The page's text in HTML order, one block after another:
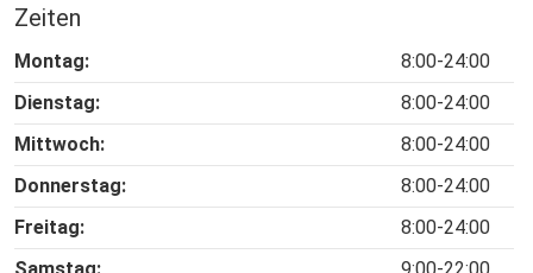
Zeiten
Montag:
8:00-24:00
Dienstag:
8:00-24:00
Mittwoch:
8:00-24:00
Donnerstag:
8:00-24:00
Freitag:
8:00-24:00
Samstag:
9:00-22:00